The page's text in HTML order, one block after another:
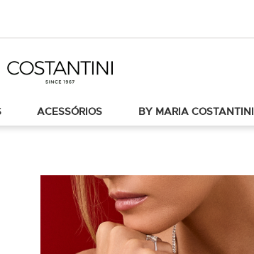
ACESSÓRIOS BY MARIA COSTANTINI